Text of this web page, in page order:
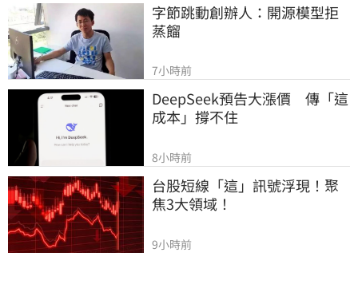
字節跳動創辦人：開源模型拒
蒸餾
7小時前
DeepSeek預告大漲價　傳「這
成本」撐不住
8小時前
台股短線「這」訊號浮現！聚
焦3大領域！
9小時前